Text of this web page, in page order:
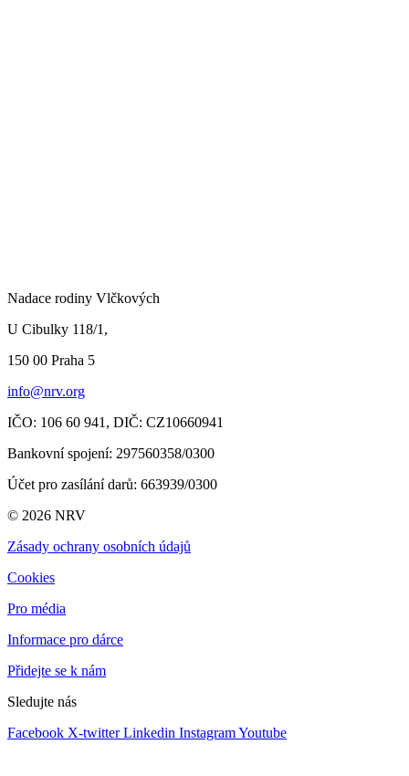
Nadace rodiny Vlčkových
U Cibulky 118/1,
150 00 Praha 5
info@nrv.org
IČO: 106 60 941, DIČ: CZ10660941
Bankovní spojení: 297560358/0300
Účet pro zasílání darů: 663939/0300
© 2026 NRV
Zásady ochrany osobních údajů
Cookies
Pro média
Informace pro dárce
Přidejte se k nám
Sledujte nás
Facebook X-twitter Linkedin InstagramYoutube